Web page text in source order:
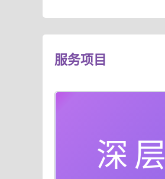
服务项目
深层